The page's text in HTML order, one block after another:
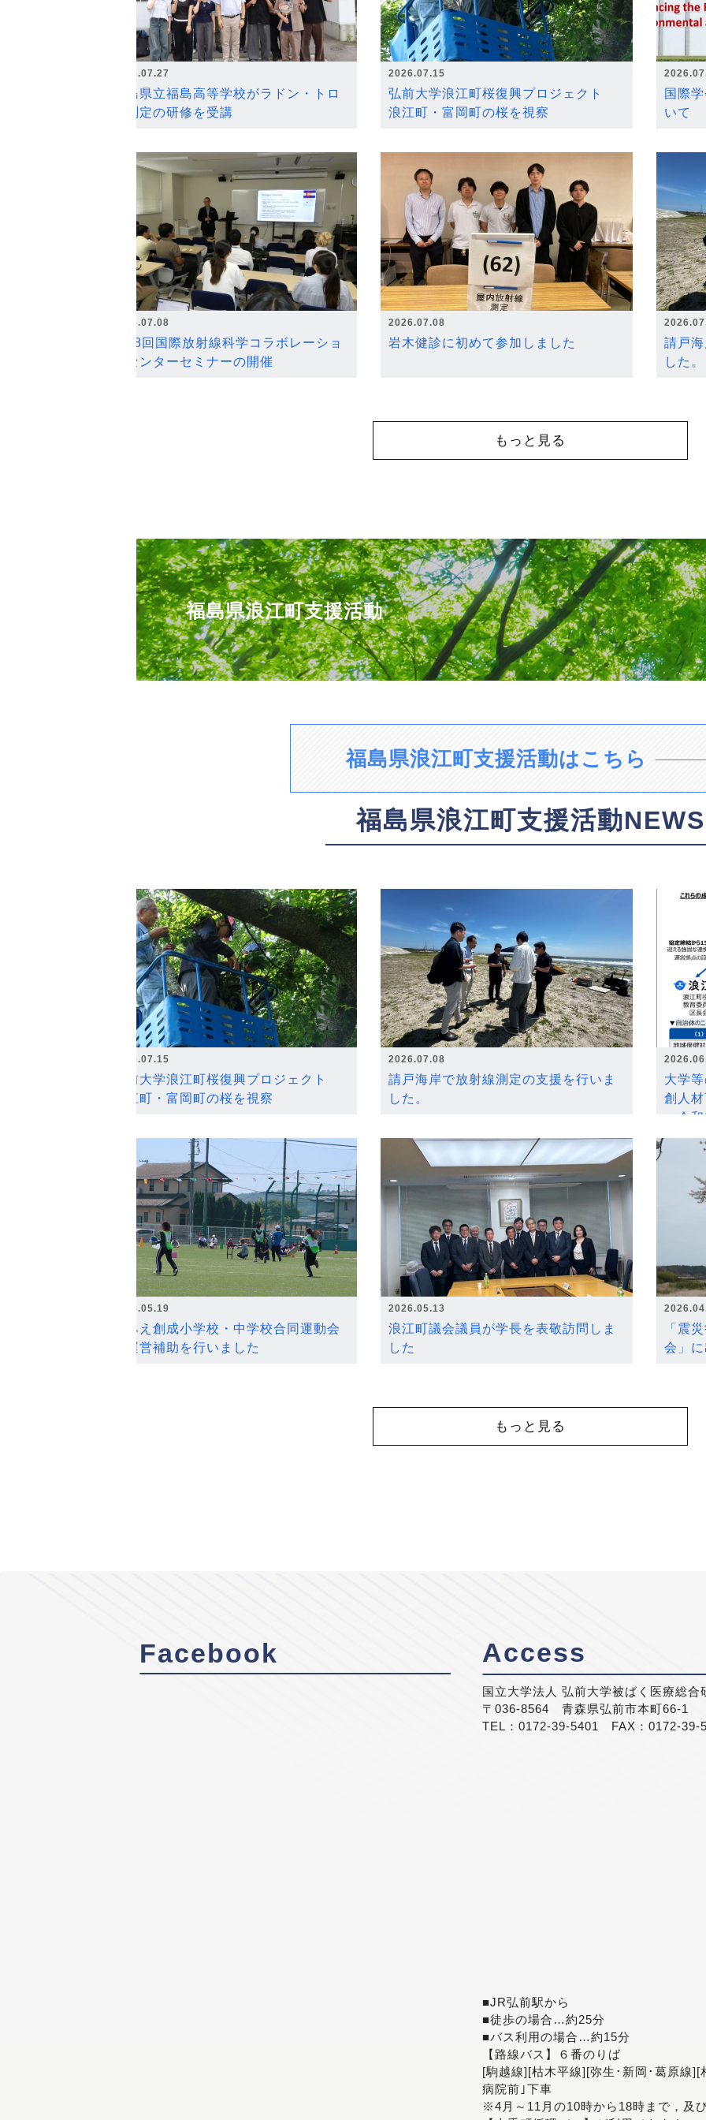
2026.07.27
福島県立福島高等学校がラドン・トロ
ン測定の研修を受講
2026.07.15
弘前大学浪江町桜復興プロジェクト
浪江町・富岡町の桜を視察
国際
いて
2026.07.08
第18回国際放射線科学コラボレーショ
ンセンターセミナーの開催
2026.07.08
岩木健診に初めて参加しました
請戸
した。
もっと見る
福島県浪江町支援活動
福島県浪江町支援活動はこちら
福島県浪江町支援活動NEWS
2026.07.15
弘前大学浪江町桜復興プロジェクト
浪江町・富岡町の桜を視察
2026.07.08
請戸海岸で放射線測定の支援を行いま
した。
大学
創人
～令
2026.05.19
なみえ創成小学校・中学校合同運動会
の運営補助を行いました
2026.05.13
浪江町議会議員が学長を表敬訪問しま
した
「震
会」
もっと見る
Facebook Access
国立大学法人 弘前大学被ばく医療総合
〒036-8564 青森県弘前市本町66-1
TEL：0172-39-5401 FAX：0172-39-
■JR弘前駅から
■徒歩の場合…約25分
■バス利用の場合…約15分
【路線バス】６番のりば
[駒越線][枯木平線][弥生･新岡･葛原線
病院前｣下車
※4月～11月の10時から18時まで，及